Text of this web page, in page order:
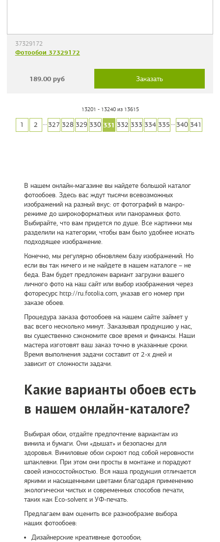
37329172
Фотообои 37329172
189.00 руб Заказать
13201 - 13240 из 13615
1 2 ...327 328 329 330 331 332 333 334 335...340 341
В нашем онлайн-магазине вы найдете большой каталог
фотообоев. Здесь вас ждут тысячи всевозможных
изображений на разный вкус: от фотографий в макро-
режиме до широкоформатных или панорамных фото.
Выбирайте, что вам придется по душе. Все картинки мы
разделили на категории, чтобы вам было удобнее искать
подходящее изображение.
Конечно, мы регулярно обновляем базу изображений. Но
если вы так ничего и не найдете в нашем каталоге – не
беда. Вам будет предложен вариант загрузки вашего
личного фото на наш сайт или выбор изображения через
фоторесурс http://ru.fotolia.com, указав его номер при
заказе обоев.
Процедура заказа фотообоев на нашем сайте займет у
вас всего несколько минут. Заказывая продукцию у нас,
вы существенно сэкономите свое время и финансы. Наши
мастера изготовят ваш заказ точно в указанные сроки.
Время выполнения задачи составит от 2-х дней и
зависит от сложности задачи.
Какие варианты обоев есть
в нашем онлайн-каталоге?
Выбирая обои, отдайте предпочтение вариантам из
винила и бумаги. Они «дышат» и безопасны для
здоровья. Виниловые обои скроют под собой неровности
шпаклевки. При этом они просты в монтаже и порадуют
своей износостойкостью. Вся наша продукция отличается
яркими и насыщенными цветами благодаря применению
экологически чистых и современных способов печати,
таких как Eco-solvent и УФ-печать.
Предлагаем вам оценить все разнообразие выбора
наших фотообоев:
Дизайнерские креативные фотообои;